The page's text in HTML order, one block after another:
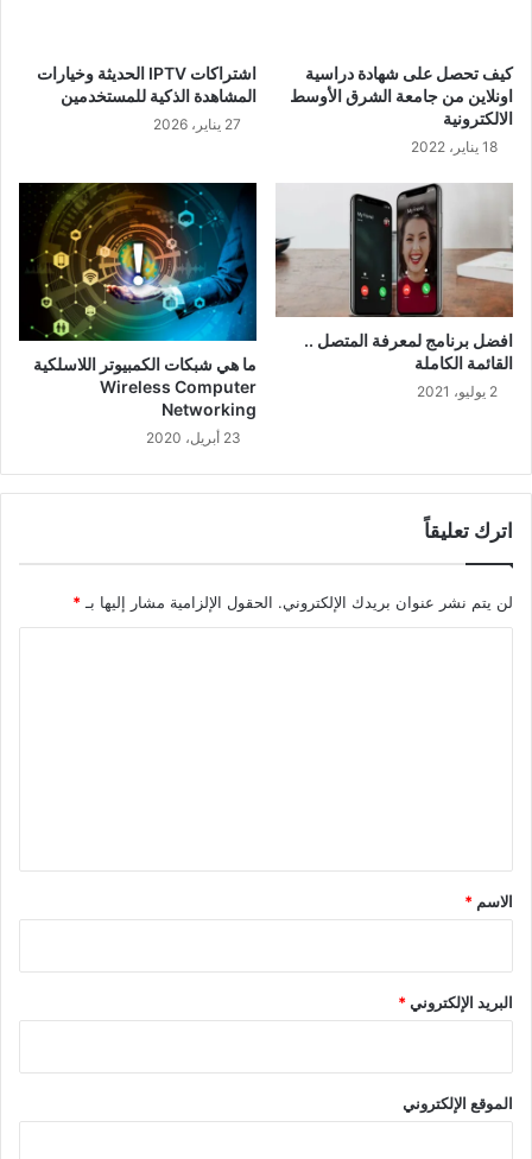
كيف تحصل على شهادة دراسية
اونلاين من جامعة الشرق الأوسط
الالكترونية
18 يناير، 2022
اشتراكات IPTV الحديثة وخيارات
المشاهدة الذكية للمستخدمين
27 يناير، 2026
افضل برنامج لمعرفة المتصل ..
القائمة الكاملة
2 يوليو، 2021
ما هي شبكات الكمبيوتر اللاسلكية
Wireless Computer
Networking
23 أبريل، 2020
اترك تعليقاً
لن يتم نشر عنوان بريدك الإلكتروني. الحقول الإلزامية مشار إليها بـ*
*
الاسم *
البريد الإلكتروني*
الموقع الإلكتروني